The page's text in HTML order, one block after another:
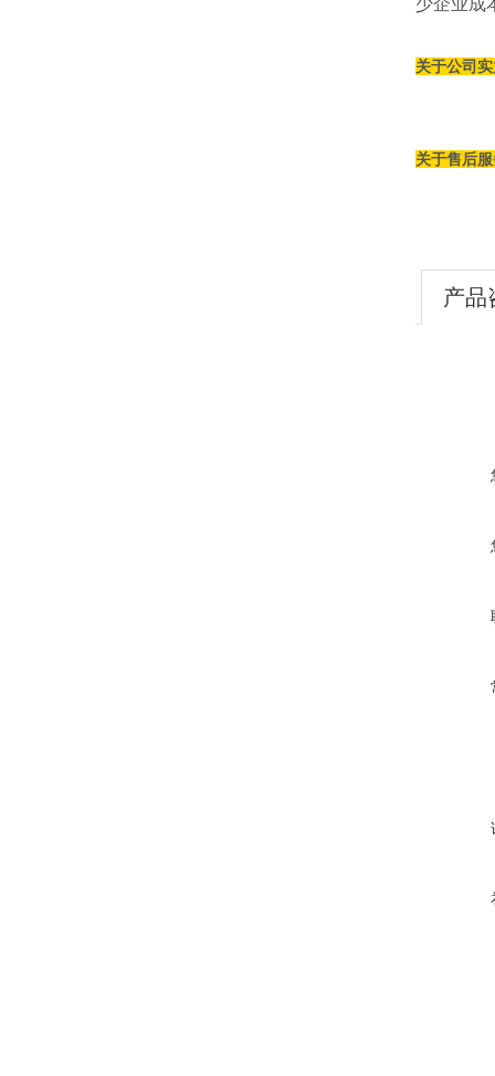
少企业成
关于公司
关于售后
产品